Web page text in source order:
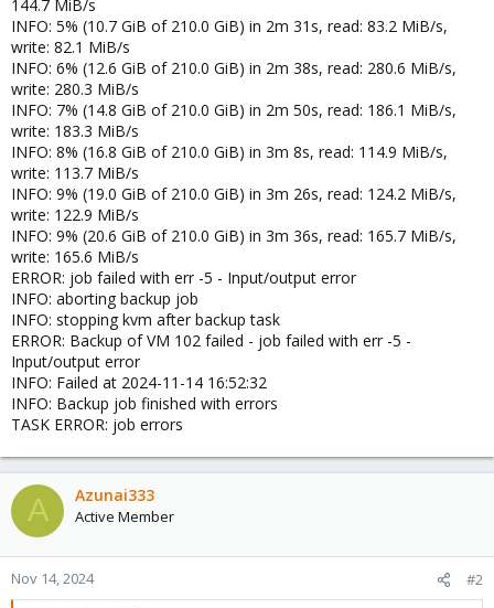
144.7 MiB/s
INFO: 5% (10.7 GiB of 210.0 GiB) in 2m 31s, read: 83.2 MiB/s,
write: 82.1 MiB/s
INFO: 6% (12.6 GiB of 210.0 GiB) in 2m 38s, read: 280.6 MiB/s,
write: 280.3 MiB/s
INFO: 7% (14.8 GiB of 210.0 GiB) in 2m 50s, read: 186.1 MiB/s,
write: 183.3 MiB/s
INFO: 8% (16.8 GiB of 210.0 GiB) in 3m 8s, read: 114.9 MiB/s,
write: 113.7 MiB/s
INFO: 9% (19.0 GiB of 210.0 GiB) in 3m 26s, read: 124.2 MiB/s,
write: 122.9 MiB/s
INFO: 9% (20.6 GiB of 210.0 GiB) in 3m 36s, read: 165.7 MiB/s,
write: 165.6 MiB/s
ERROR: job failed with err -5 - Input/output error
INFO: aborting backup job
INFO: stopping kvm after backup task
ERROR: Backup of VM 102 failed - job failed with err -5 -
Input/output error
INFO: Failed at 2024-11-14 16:52:32
INFO: Backup job finished with errors
TASK ERROR: job errors
A Azunai333
Active Member
Nov 14, 2024 #2